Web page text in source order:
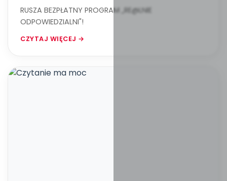
RUSZA BEZPŁATNY PROGRAM „RE@LNIE
ODPOWIEDZIALNI"!
CZYTAJ WIĘCEJ →